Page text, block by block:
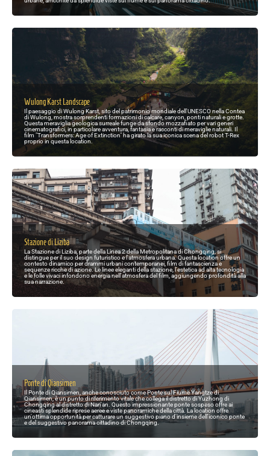
Wulong Karst Landscape
Il paesaggio di Wulong Karst, sito del patrimonio mondiale dell'UNESCO nella Contea
di Wulong, mostra sorprendenti formazioni di calcare, canyon, ponti naturali e grotte.
Questa meraviglia geologica surreale funge da sfondo mozzafiato per vari generi
cinematografici, in particolare avventura, fantasia e racconti di meraviglie naturali. Il
film "Transformers: Age of Extinction" ha girato la sua iconica scena del robot T-Rex
proprio in questa location.
Stazione di Liziba
La Stazione di Liziba, parte della Linea 2 della Metropolitana di Chongqing, si
distingue per il suo design futuristico e l'atmosfera urbana. Questa location offre un
contesto dinamico per drammi urbani contemporanei, film di fantascienza e
sequenze ricche di azione. Le linee eleganti della stazione, l'estetica ad alta tecnologia
e le folle vivaci infondono energia nell'atmosfera del film, aggiungendo profondità alla
sua narrazione.
Ponte di Qiansimen
Il Ponte di Qiansimen, anche conosciuto come Ponte sul Fiume Yangtze di
Qiansimen, è un punto di riferimento vitale che collega il distretto di Yuzhong di
Chongqing al distretto di Nan'an. Questo impressionante ponte sospeso offre ai
cineasti splendide riprese aeree e viste panoramiche della città. La location offre
un'ottima opportunità per catturare un suggestivo piano d'insieme dell'iconico ponte
e del suggestivo panorama cittadino di Chongqing.